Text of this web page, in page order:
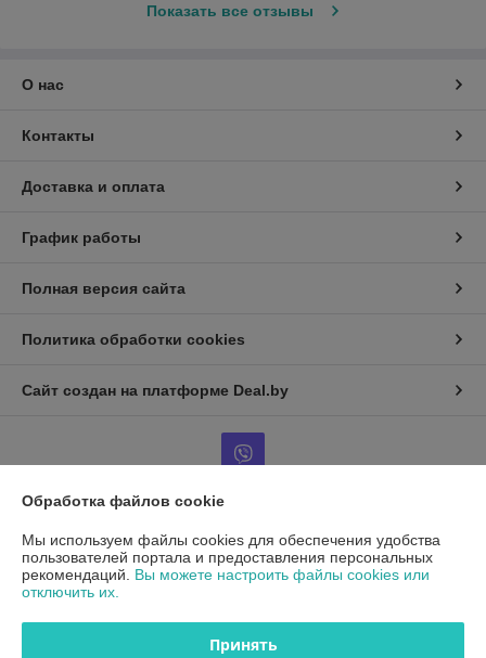
Показать все отзывы
О нас
Контакты
Доставка и оплата
График работы
Полная версия сайта
Политика обработки cookies
Сайт создан на платформе Deal.by
Информация для покупателя
Юридическое лицо: ООО"ДетальРемСервис"
220141 г. Минск, ул. Франциска Скорины 54А, офис 401
Обработка файлов cookie
Мы используем файлы cookies для обеспечения удобства
пользователей портала и предоставления персональных
рекомендаций. Вы можете настроить файлы cookies или
отключить их.
Принять